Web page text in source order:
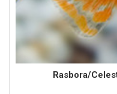
Rasbora/